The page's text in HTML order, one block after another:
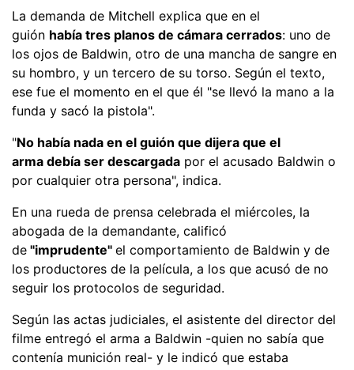
La demanda de Mitchell explica que en el
guión había tres planos de cámara cerrados: uno de
los ojos de Baldwin, otro de una mancha de sangre en
su hombro, y un tercero de su torso. Según el texto,
ese fue el momento en el que él "se llevó la mano a la
funda y sacó la pistola".
"No había nada en el guión que dijera que el
arma debía ser descargada por el acusado Baldwin o
por cualquier otra persona", indica.
En una rueda de prensa celebrada el miércoles, la
abogada de la demandante, calificó
de "imprudente" el comportamiento de Baldwin y de
los productores de la película, a los que acusó de no
seguir los protocolos de seguridad.
Según las actas judiciales, el asistente del director del
filme entregó el arma a Baldwin -quien no sabía que
contenía munición real- y le indicó que estaba